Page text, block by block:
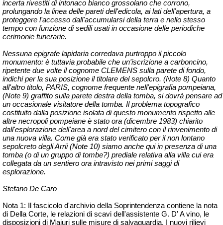
incerta rivestiti di intonaco bianco grossolano che corrono,
prolungando la linea delle pareti dell'edicola, ai lati dell'apertura, a
proteggere l'accesso dall'accumularsi della terra e nello stesso
tempo con funzione di sedili usati in occasione delle periodiche
cerimonie funerarie.
Nessuna epigrafe lapidaria corredava purtroppo il piccolo
monumento: è tuttavia probabile che un'iscrizione a carboncino,
ripetente due volte il cognome CLEMENS sulla parete di fondo,
indichi per la sua posizione il titolare del sepolcro. (Note 8) Quanto
all'altro titolo, PARIS, cognome frequente nell'epigrafia pompeiana,
(Note 9) graffito sulla parete destra della tomba, si dovrà pensare ad
un occasionale visitatore della tomba. Il problema topografico
costituito dalla posizione isolata di questo monumento rispetto alle
altre necropoli pompeiane è stato ora (dicembre 1983) chiarito
dall'esplorazione dell'area a nord del cimitero con il rinvenimento di
una nuova villa. Come già era stato verificato per il non lontano
sepolcreto degli Arrii (Note 10) siamo anche qui in presenza di una
tomba (o di un gruppo di tombe?) prediale relativa alla villa cui era
collegata da un sentiero ora intravisto nei primi saggi di
esplorazione.
Stefano De Caro
Nota 1: Il fascicolo d'archivio della Soprintendenza contiene la nota
di Della Corte, le relazioni di scavi dell'assistente G. D' A vino, le
disposizioni di Maiuri sulle misure di salvaguardia. I nuovi rilievi